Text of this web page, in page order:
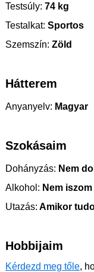
Testsúly: 74 kg
Testalkat: Sportos
Szemszín: Zöld
Hátterem
Anyanyelv: Magyar
Szokásaim
Dohányzás: Nem
Alkohol: Nem
Utazás: Amikor
Hobbijaim
Kérdezd meg tőle,